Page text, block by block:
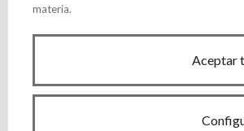
INNOVASTURIAS - Club
Innovación
materia.
Aceptar